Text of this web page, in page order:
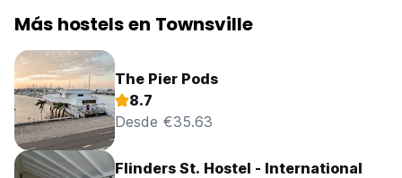
Más hostels en Townsville
The Pier Pods
8.7
Desde €35.63
Flinders St. Hostel - International